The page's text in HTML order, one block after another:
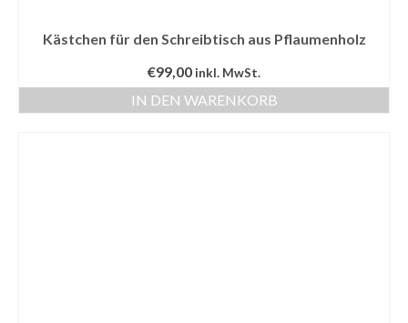
Kästchen für den Schreibtisch aus Pflaumenholz
€99,00 inkl. MwSt.
IN DEN WARENKORB